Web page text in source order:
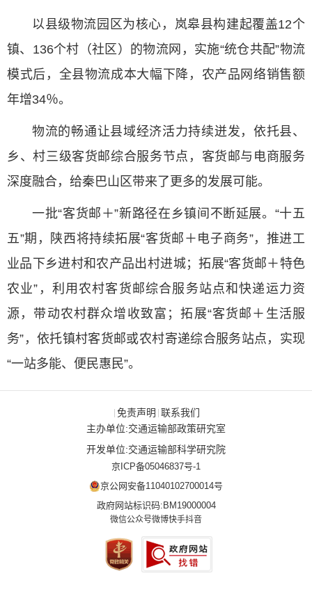
以县级物流园区为核心，岚皋县构建起覆盖12个
镇、136个村（社区）的物流网，实施“统仓共配”物流
模式后，全县物流成本大幅下降，农产品网络销售额
年增34％。
物流的畅通让县域经济活力持续迸发，依托县、
乡、村三级客货邮综合服务节点，客货邮与电商服务
深度融合，给秦巴山区带来了更多的发展可能。
一批“客货邮＋”新路径在乡镇间不断延展。“十五
五”期，陕西将持续拓展“客货邮＋电子商务”，推进工
业品下乡进村和农产品出村进城；拓展“客货邮＋特色
农业”，利用农村客货邮综合服务站点和快递运力资
源，带动农村群众增收致富；拓展“客货邮＋生活服
务”，依托镇村客货邮或农村寄递综合服务站点，实现
“一站多能、便民惠民”。
| 免责声明 | 联系我们
主办单位:交通运输部政策研究室
开发单位:交通运输部科学研究院
京ICP备05046837号-1
京公网安备11040102700014号
政府网站标识码:BM19000004
微信公众号微博快手抖音